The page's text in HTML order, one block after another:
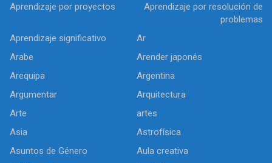
Aprendizaje por proyectos
Aprendizaje por resolución de
problemas
Aprendizaje significativo
Ar
Arabe
Arender japonés
Arequipa
Argentina
Argumentar
Arquitectura
Arte
artes
Asia
Astrofísica
Asuntos de Género
Aula creativa